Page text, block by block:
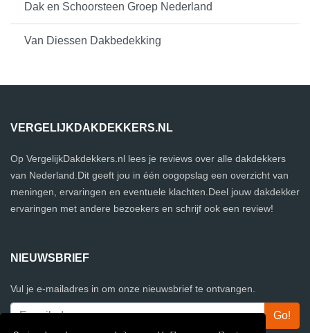
Dak en Schoorsteen Groep Nederland
Van Diessen Dakbedekking
VERGELIJKDAKDEKKERS.NL
Op VergelijkDakdekkers.nl lees je reviews over alle dakdekkers
van Nederland.Dit geeft jou in één oogopslag een overzicht van
meningen, ervaringen en eventuele klachten.Deel jouw dakdekker
ervaringen met andere bezoekers en schrijf ook een review!
NIEUWSBRIEF
Vul je e-mailadres in om onze nieuwsbrief te ontvangen.